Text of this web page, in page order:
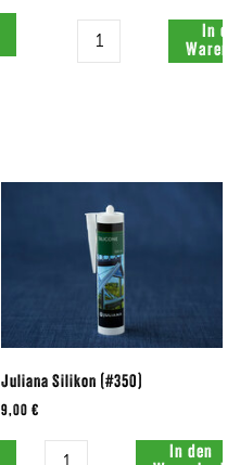
Menge:
In
Juliana Silikon (#350)
9,00 €
Menge:
In den